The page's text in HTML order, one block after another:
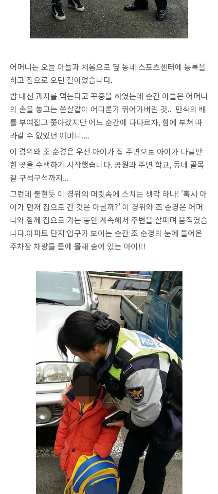
어머니는 오늘 아들과 처음으로 옆 동네 스포츠센터에 등록을
하고 집으로 오던 길이었습니다.
밥 대신 과자를 먹는다고 꾸중을 하였는데 순간 아들은 어머니
의 손을 놓고는 쏜살같이 어디론가 뛰어가버린 것.. 만삭의 배
를 부여잡고 쫓아갔지만 어느 순간에 다다르자, 힘에 부쳐 따
라갈 수 없었던 어머니....
이 경위와 조 순경은 우선 아이가 집 주변으로 아이가 다닐만
한 곳을 수색하기 시작했습니다. 공원과 주변 학교, 동네 골목
길 구석구석까지...
그런데 불현듯 이 경위의 머릿속에 스치는 생각 하나! '혹시 아
이가 먼저 집으로 간 것은 아닐까?' 이 경위와 조 순경은 어머
니와 함께 집으로 가는 동안 계속해서 주변을 살피며 움직였습
니다.아파트 단지 입구가 보이는 순간 조 순경의 눈에 들어온
주차장 차량들 틈에 몰래 숨어 있는 아이!!!